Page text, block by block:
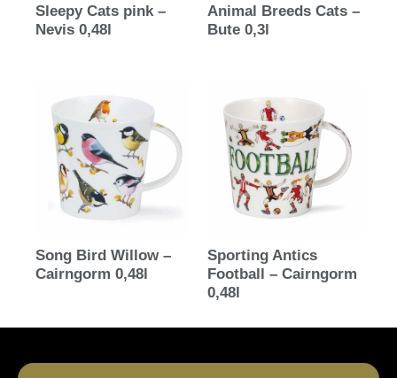
Sleepy Cats pink –
Nevis 0,48l
Animal Breeds Cats –
Bute 0,3l
Song Bird Willow –
Cairngorm 0,48l
Sporting Antics
Football – Cairngorm
0,48l